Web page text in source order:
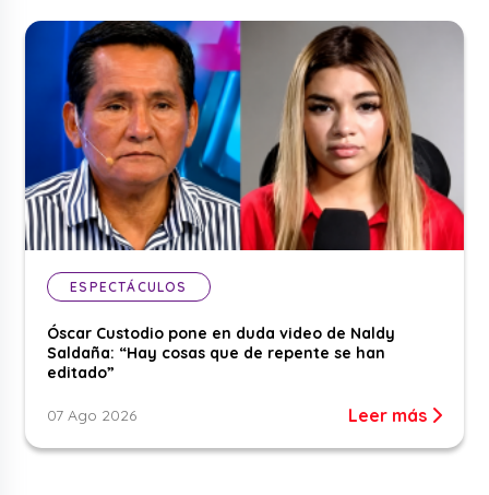
ESPECTÁCULOS
Óscar Custodio pone en duda video de Naldy
Saldaña: “Hay cosas que de repente se han
editado”
07 Ago 2026 Leer más